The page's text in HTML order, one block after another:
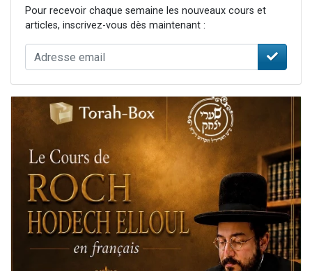
Pour recevoir chaque semaine les nouveaux cours et
articles, inscrivez-vous dès maintenant :